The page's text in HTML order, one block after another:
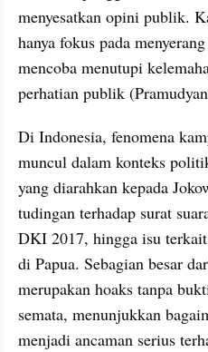
menyesatkan opini publik.
hanya fokus pada
mencoba menutupi
perhatian publik
Di Indonesia, fenomena
muncul dalam konteks
yang diarahkan kepada
tudingan terhadap surat
DKI 2017, hingga isu
di Papua. Sebagian besar
merupakan hoaks tanpa
semata, menunjukkan
menjadi ancaman serius